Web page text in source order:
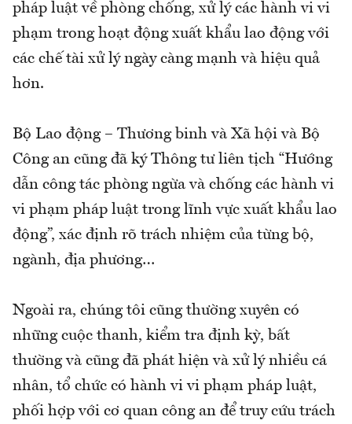
pháp luật về phòng chống, xử lý các hành vi vi
phạm trong hoạt động xuất khẩu lao động với
các chế tài xử lý ngày càng mạnh và hiệu quả
hơn.
Bộ Lao động – Thương binh và Xã hội và Bộ
Công an cũng đã ký Thông tư liên tịch “Hướng
dẫn công tác phòng ngừa và chống các hành vi
vi phạm pháp luật trong lĩnh vực xuất khẩu lao
động”, xác định rõ trách nhiệm của từng bộ,
ngành, địa phương…
Ngoài ra, chúng tôi cũng thường xuyên có
những cuộc thanh, kiểm tra định kỳ, bất
thường và cũng đã phát hiện và xử lý nhiều cá
nhân, tổ chức có hành vi vi phạm pháp luật,
phối hợp với cơ quan công an để truy cứu trách